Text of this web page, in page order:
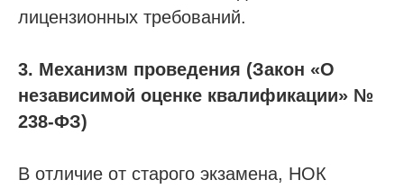
лицензионных требований.
3. Механизм проведения (Закон «О
независимой оценке квалификации» №
238-ФЗ)
В отличие от старого экзамена, НОК